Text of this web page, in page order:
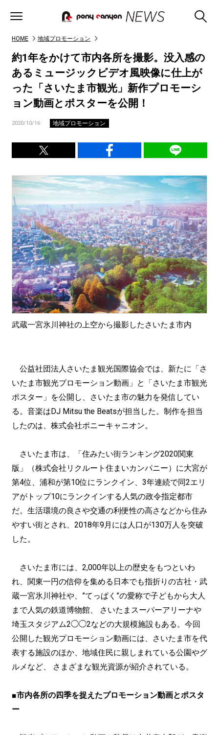
HOME 地域プロモーション
約1年をかけて市内各所を撮影。没入感の
あるミュージックビデオ風映像に仕上が
った「さいたま市観光」新作プロモーシ
ョン動画とポスターを公開！
2020/10/16 地域プロモーション
武蔵一宮氷川神社の上空から撮影したさいたま市内
公益社団法人さいたま観光国際協会では、新たに「さ
いたま市観光プロモーション動画」と「さいたま市観光
ポスター」を公開し、さいたま市の魅力を発信してい
る。音楽はDJ Mitsu the Beatsが担当した。制作を担当
したのは、株式会社ポニーキャニオン。
さいたま市は、「住みたい街ランキング2020関東
版」（株式会社リクルート住まいカンパニー）に大宮が
第4位、浦和が第10位にランクイン、3年連続で同2エリ
アがトップ10にランクインする人気の政令指定都市
だ。生活環境の良さや交通の利便性の高さなどから住み
やすい街とされ、2018年9月には人口が130万人を突破
した。
さいたま市には、2,000年以上の歴史をもつといわ
れ、関東一円の信仰を集める日本でも指折りの古社・武
蔵一宮氷川神社や、”てっぱく”の愛称で子どもから大人
まで人気の鉄道博物館、 さいたまスーパーアリーナや
埼玉スタジアム2◯◯2などの大規模施設もある。今回
公開した観光プロモーション動画には、さいたま市を代
表する施設のほか、地域住民に親しまれている公園やグ
ルメなど、 さまざまな観光資源が紹介されている。
■市内各所の四季を捉えたプロモーション動画とポスタ
ー